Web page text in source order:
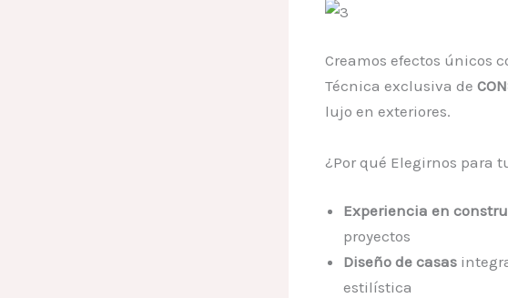
Creamos efectos únicos
Técnica exclusiva de
lujo en exteriores.
¿Por qué Elegirnos para
Experiencia en
proyectos
Diseño de casas
estilística